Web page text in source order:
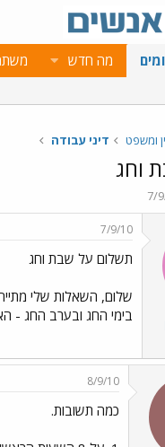
מה חדש
ומשפט דיני עבודה
וחג
7/
7/9/10
תשלום על שבת וחג
בימי החג ובערב החג - האם השכר הוא 150 או 200% ? 3. האם מגיע לי יום חופש
8/9/10
כמה תשובות.